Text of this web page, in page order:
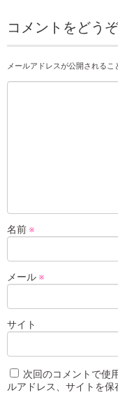
コメントをどうぞ
メールアドレスが公開されるこ
名前 ※
メール ※
サイト
次回のコメントで使
ルアドレス、サイトを保